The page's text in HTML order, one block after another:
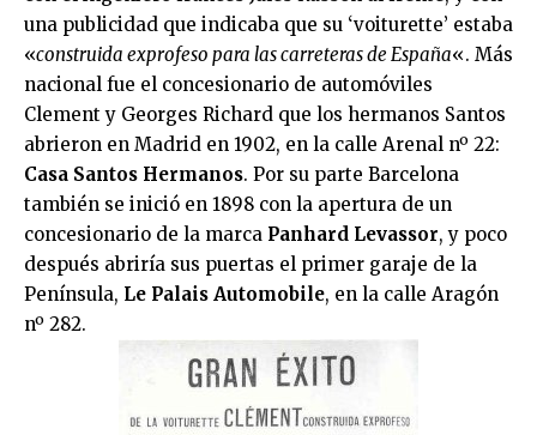
una publicidad que indicaba que su ‘voiturette’ estaba
«construida exprofeso para las carreteras de España«. Más
nacional fue el concesionario de automóviles
Clement y Georges Richard que los hermanos Santos
abrieron en Madrid en 1902, en la calle Arenal nº 22:
Casa Santos Hermanos. Por su parte Barcelona
también se inició en 1898 con la apertura de un
concesionario de la marca Panhard Levassor, y poco
después abriría sus puertas el primer garaje de la
Península, Le Palais Automobile, en la calle Aragón
nº 282.